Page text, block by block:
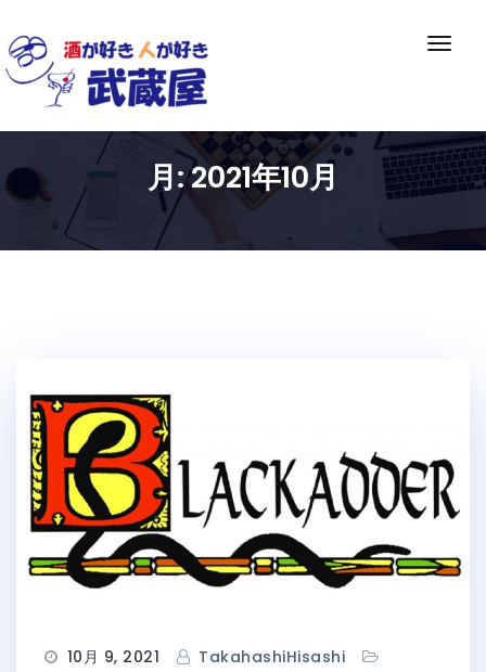
to
content
ナ
ー
シ
ョ
切
り
月:2021年10月
10月 9, 2021
TakahashiHisashi